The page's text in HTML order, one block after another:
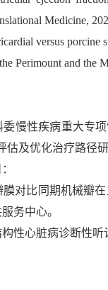
Medicine,
versus porcine
Perimount and
慢性疾病重大专
估及优化治疗路径研
对比同期机械瓣
务中心。
性心脏病诊断性听